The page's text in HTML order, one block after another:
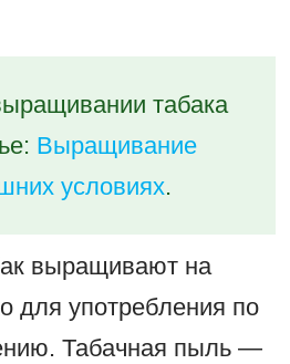
табака
Выращивание
условиях.
выращивают на
для употребления по
Табачная пыль —